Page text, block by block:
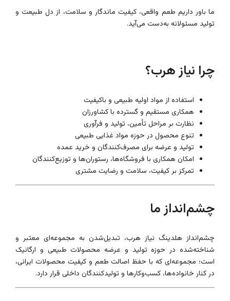
ما باور داریم طعم واقعی، کیفیت ماندگار و سلامت، از دل طبیعت و
تولید مسئولانه به‌دست می‌آید.
چرا نیاز هرب؟
استفاده از مواد اولیه طبیعی و باکیفیت
همکاری مستقیم و گسترده با کشاورزان
نظارت بر مراحل تأمین، تولید و فرآوری
تنوع محصول در حوزه مواد غذایی طبیعی
تولید و عرضه برای مصرف‌کنندگان و خرید عمده
امکان همکاری با فروشگاه‌ها، رستوران‌ها و توزیع‌کنندگان
تمرکز بر کیفیت، سلامت و رضایت مشتری
چشم‌انداز ما
چشم‌انداز هلدینگ نیاز هرب، تبدیل‌شدن به مجموعه‌ای معتبر و
شناخته‌شده در حوزه تولید و عرضه محصولات طبیعی و ارگانیک
است؛ مجموعه‌ای که با حفظ اصالت طعم و کیفیت محصولات ایرانی،
در کنار خانواده‌ها، کسب‌وکارها و تولیدکنندگان داخلی قرار دارد.